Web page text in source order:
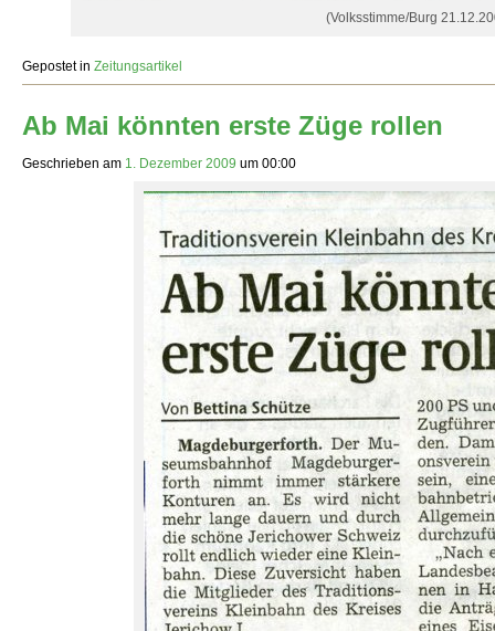
(Volksstimme/Burg
Gepostet in Zeitungsartikel
Ab Mai könnten erste Züge rollen
Geschrieben am 1. Dezember 2009 um 00:00